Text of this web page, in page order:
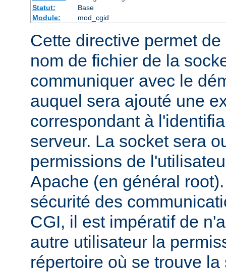
Statut:
Base
Module:
mod_cgid
Cette directive permet
nom de fichier de la
communiquer avec le
auquel sera ajouté une
correspondant à
serveur. La socket sera
permissions de
Apache (en général
sécurité des
CGI, il est impératif de
autre utilisateur la
répertoire où se trouve la